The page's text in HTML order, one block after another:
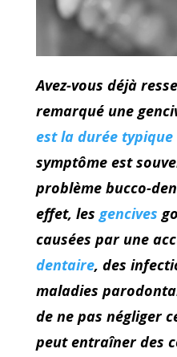
Avez-vous déjà
remarqué une
est la durée typique
symptôme est
problème bucco-
effet, les gencives
causées par une
dentaire, des
maladies
de ne pas négliger
peut entraîner des